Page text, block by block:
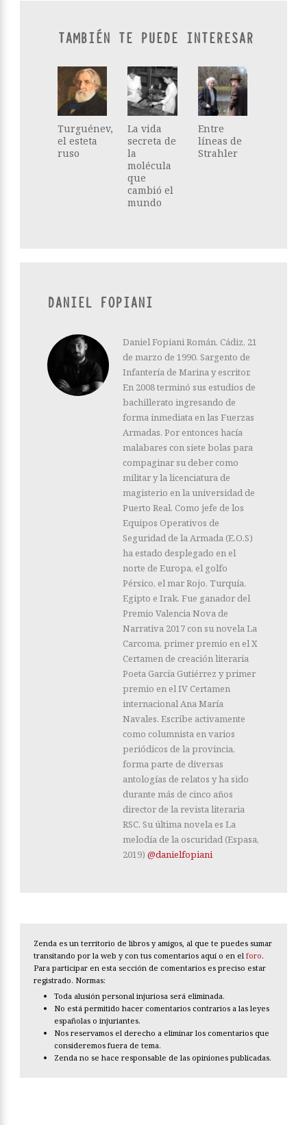
TAMBIÉN TE PUEDE INTERESAR
Turguénev,
el esteta
ruso
La vida
secreta de
la
molécula
que
cambió el
mundo
Entre
líneas de
Strahler
DANIEL FOPIANI
Daniel Fopiani Román. Cádiz, 21
de marzo de 1990. Sargento de
Infantería de Marina y escritor.
En 2008 terminó sus estudios de
bachillerato ingresando de
forma inmediata en las Fuerzas
Armadas. Por entonces hacía
malabares con siete bolas para
compaginar su deber como
militar y la licenciatura de
magisterio en la universidad de
Puerto Real. Como jefe de los
Equipos Operativos de
Seguridad de la Armada (E.O.S)
ha estado desplegado en el
norte de Europa, el golfo
Pérsico, el mar Rojo, Turquía,
Egipto e Irak. Fue ganador del
Premio Valencia Nova de
Narrativa 2017 con su novela La
Carcoma, primer premio en el X
Certamen de creación literaria
Poeta García Gutiérrez y primer
premio en el IV Certamen
internacional Ana María
Navales. Escribe activamente
como columnista en varios
periódicos de la provincia,
forma parte de diversas
antologías de relatos y ha sido
durante más de cinco años
director de la revista literaria
RSC. Su última novela es La
melodía de la oscuridad (Espasa,
2019) @danielfopiani
Zenda es un territorio de libros y amigos, al que te puedes sumar
transitando por la web y con tus comentarios aquí o en el foro.
Para participar en esta sección de comentarios es preciso estar
registrado. Normas:
Toda alusión personal injuriosa será eliminada.
No está permitido hacer comentarios contrarios a las leyes
españolas o injuriantes.
Nos reservamos el derecho a eliminar los comentarios que
consideremos fuera de tema.
Zenda no se hace responsable de las opiniones publicadas.